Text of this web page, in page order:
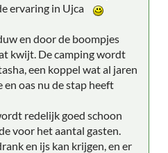
ervaring in Ujca
en door de boompjes
kwijt. De camping wordt
een koppel wat al jaren
oas nu de stap heeft
redelijk goed schoon
voor het aantal gasten.
en ijs kan krijgen, en er